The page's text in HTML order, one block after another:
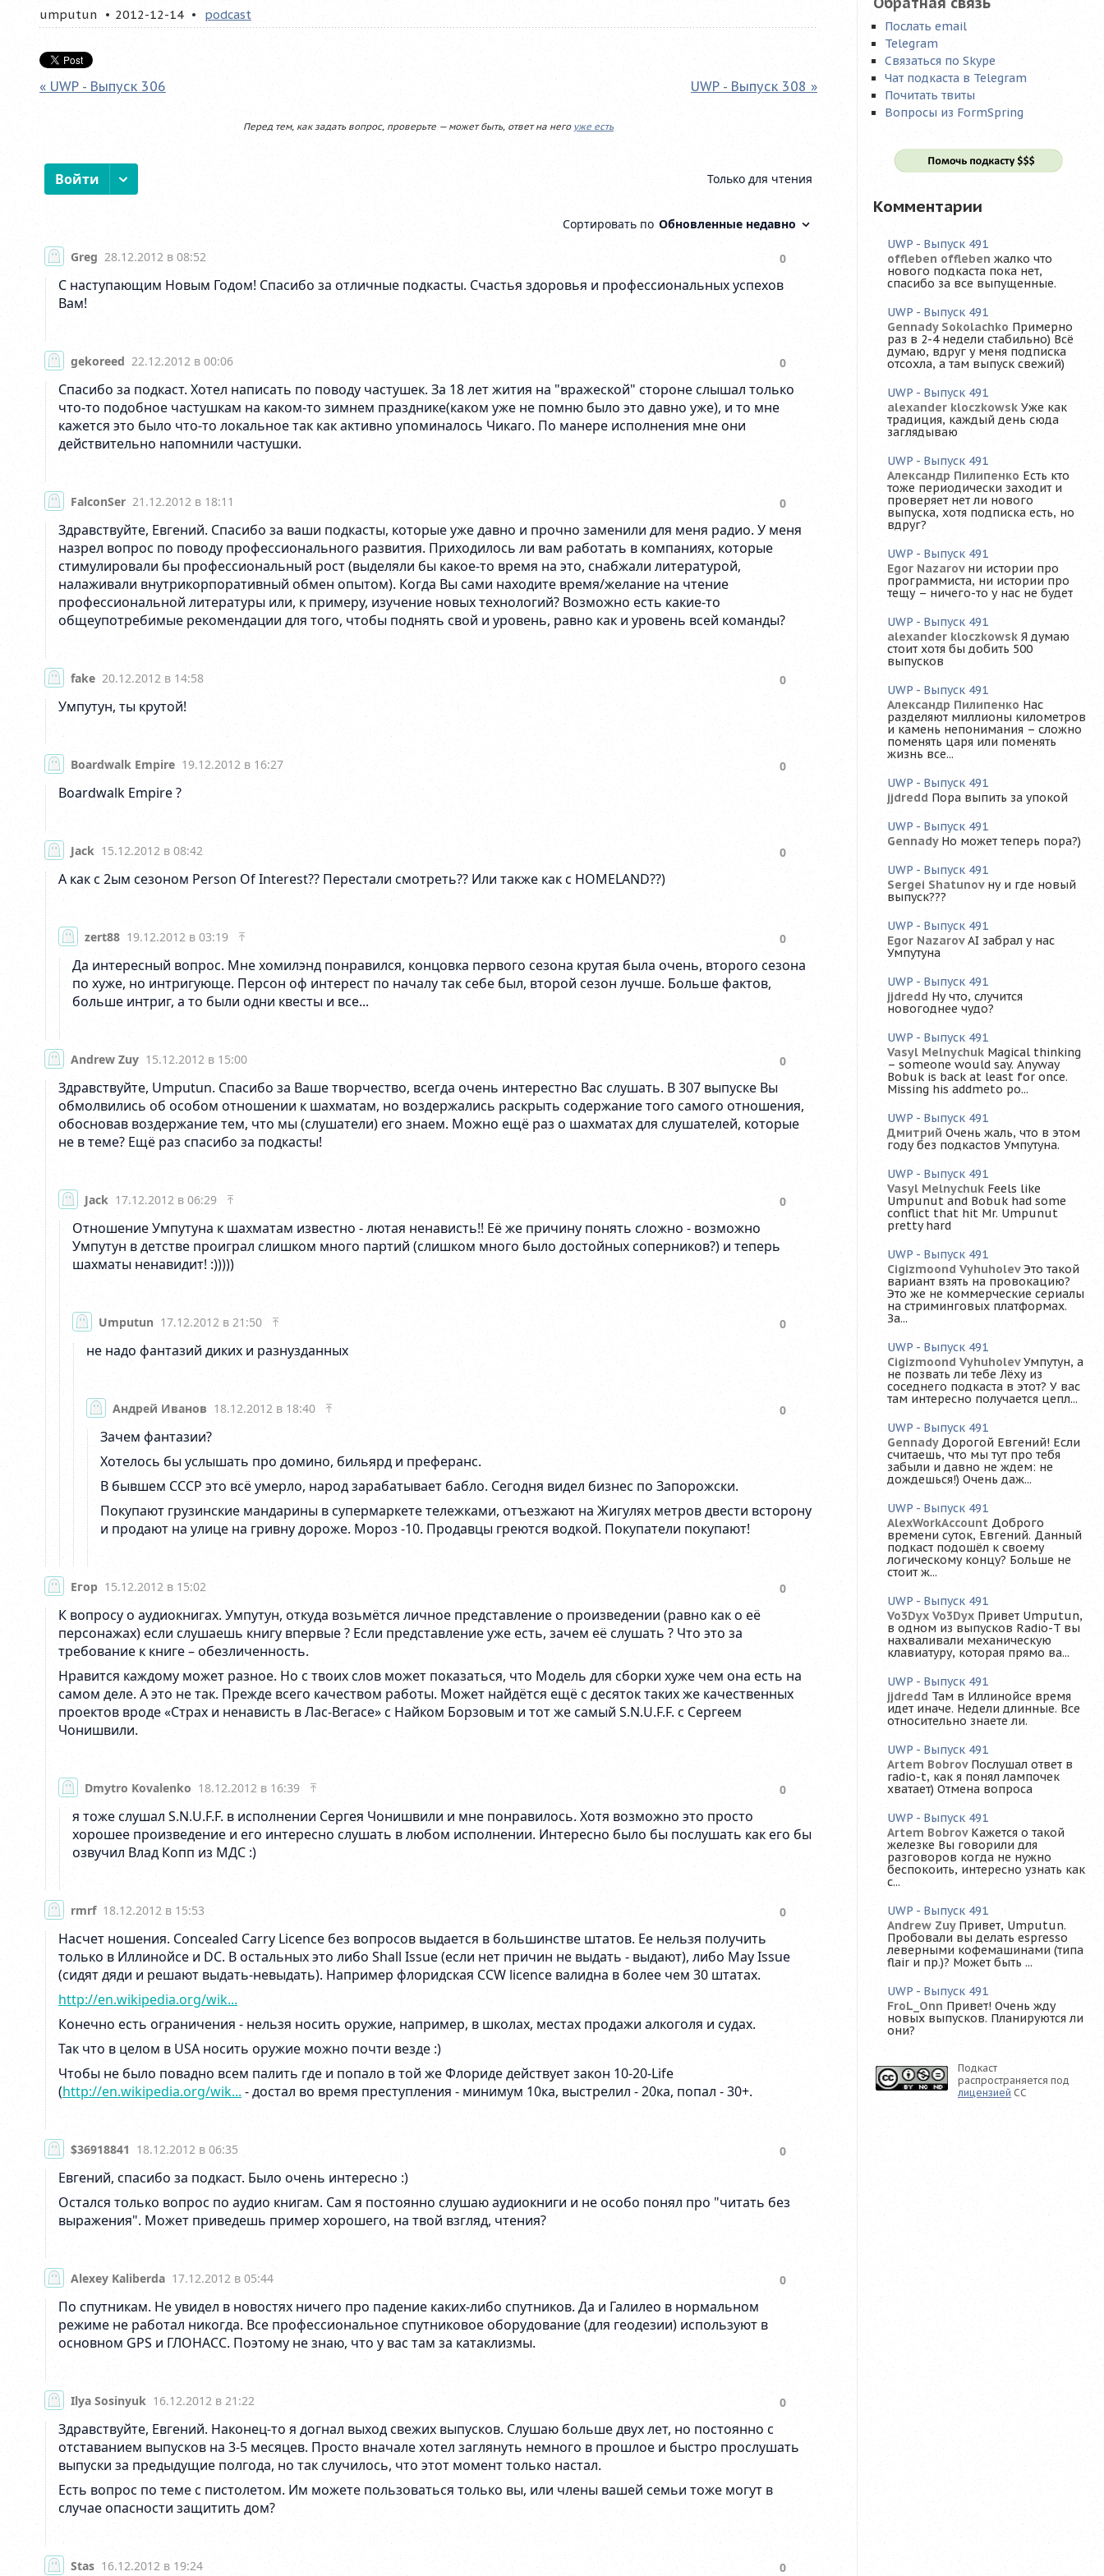
umputun 2012-12-14 podcast
« UWP - Выпуск 306 UWP - Выпуск 308 »
Перед тем, как задать вопрос, проверьте — может быть, ответ на него уже есть
Послать email
Telegram
Связаться по Skype
Чат подкаста в Telegram
Почитать твиты
Вопросы из FormSpring
Комментарии
UWP - Выпуск 491
offleben offleben жалко что
нового подкаста пока нет,
спасибо за все выпущенные.
UWP - Выпуск 491
Gennady Sokolachko Примерно
раз в 2-4 недели стабильно) Всё
думаю, вдруг у меня подписка
отсохла, а там выпуск свежий)
UWP - Выпуск 491
alexander kloczkowsk Уже как
традиция, каждый день сюда
заглядываю
UWP - Выпуск 491
Александр Пилипенко Есть кто
тоже периодически заходит и
проверяет нет ли нового
выпуска, хотя подписка есть, но
вдруг?
UWP - Выпуск 491
Egor Nazarov ни истории про
программиста, ни истории про
тещу – ничего-то у нас не будет
UWP - Выпуск 491
alexander kloczkowsk Я думаю
стоит хотя бы добить 500
выпусков
UWP - Выпуск 491
Александр Пилипенко Нас
разделяют миллионы километров
и камень непонимания – сложно
поменять царя или поменять
жизнь все...
UWP - Выпуск 491
jjdredd Пора выпить за упокой
UWP - Выпуск 491
Gennady Но может теперь пора?)
UWP - Выпуск 491
Sergei Shatunov ну и где новый
выпуск???
UWP - Выпуск 491
Egor Nazarov AI забрал у нас
Умпутуна
UWP - Выпуск 491
jjdredd Ну что, случится
новогоднее чудо?
UWP - Выпуск 491
Vasyl Melnychuk Magical thinking
– someone would say. Anyway
Bobuk is back at least for once.
Missing his addmeto po...
UWP - Выпуск 491
Дмитрий Очень жаль, что в этом
году без подкастов Умпутуна.
UWP - Выпуск 491
Vasyl Melnychuk Feels like
Umpunut and Bobuk had some
conflict that hit Mr. Umpunut
pretty hard
UWP - Выпуск 491
Cigizmoond Vyhuholev Это такой
вариант взять на провокацию?
Это же не коммерческие сериалы
на стриминговых платформах.
За...
UWP - Выпуск 491
Cigizmoond Vyhuholev Умпутун, а
не позвать ли тебе Лёху из
соседнего подкаста в этот? У вас
там интересно получается цепл...
UWP - Выпуск 491
Gennady Дорогой Евгений! Если
считаешь, что мы тут про тебя
забыли и давно не ждем: не
дождешься!) Очень даж...
UWP - Выпуск 491
AlexWorkAccount Доброго
времени суток, Евгений. Данный
подкаст подошёл к своему
логическому концу? Больше не
стоит ж...
UWP - Выпуск 491
Vo3Dyx Vo3Dyx Привет Umputun,
в одном из выпусков Radio-T вы
нахваливали механическую
клавиатуру, которая прямо ва...
UWP - Выпуск 491
jjdredd Там в Иллинойсе время
идет иначе. Недели длинные. Все
относительно знаете ли.
UWP - Выпуск 491
Artem Bobrov Послушал ответ в
radio-t, как я понял лампочек
хватает) Отмена вопроса
UWP - Выпуск 491
Artem Bobrov Кажется о такой
железке Вы говорили для
разговоров когда не нужно
беспокоить, интересно узнать как
с...
UWP - Выпуск 491
Andrew Zuy Привет, Umputun.
Пробовали вы делать espresso
леверными кофемашинами (типа
flair и пр.)? Может быть ...
UWP - Выпуск 491
FroL_Onn Привет! Очень жду
новых выпусков. Планируются ли
они?
Подкаст
распространяется под
лицензией CC